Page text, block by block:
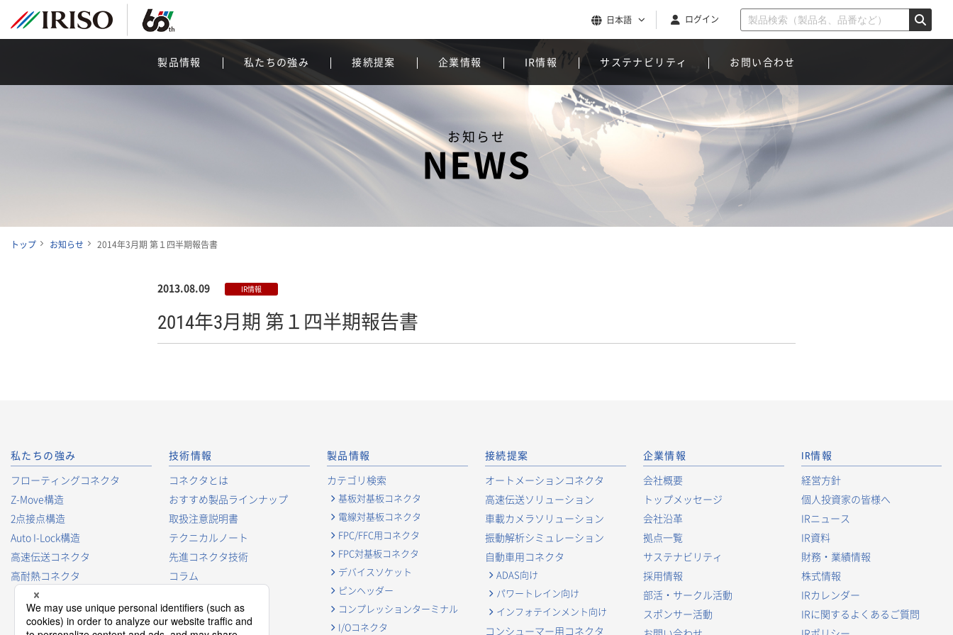
日本語 ログイン
製品情報 私たちの強み 接続提案 企業情報 IR情報 サステナビリティ お問い合わせ
お知らせ
NEWS
トップ お知らせ 2014年3月期 第１四半期報告書
2013.08.09 IR情報
2014年3月期 第１四半期報告書
私たちの強み
フローティングコネクタ
Z-Move構造
2点接点構造
Auto I-Lock構造
高速伝送コネクタ
高耐熱コネクタ
技術情報
コネクタとは
おすすめ製品ラインナップ
取扱注意説明書
テクニカルノート
先進コネクタ技術
コラム
コネクタ用語集
製品情報
カテゴリ検索
基板対基板コネクタ
電線対基板コネクタ
FPC/FFC用コネクタ
FPC対基板コネクタ
デバイスソケット
ピンヘッダー
コンプレッションターミナル
I/Oコネクタ
接続提案
オートメーションコネクタ
高速伝送ソリューション
車載カメラソリューション
振動解析シミュレーション
自動車用コネクタ
ADAS向け
パワートレイン向け
インフォテインメント向け
コンシューマー用コネクタ
企業情報
会社概要
トップメッセージ
会社沿革
拠点一覧
サステナビリティ
採用情報
部活・サークル活動
スポンサー活動
IR情報
経営方針
個人投資家の皆様へ
IRニュース
IR資料
財務・業績情報
株式情報
IRカレンダー
IRに関するよくあるご質問